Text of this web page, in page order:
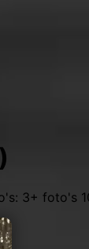
3+ foto's